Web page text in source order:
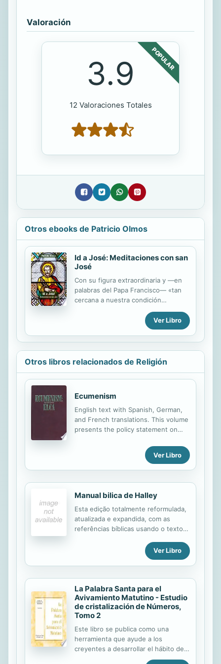
Valoración
POPULAR
3.9
12 Valoraciones Totales
Otros ebooks de Patricio Olmos
Id a José: Meditaciones con san
José
Con su figura extraordinaria y —en
palabras del Papa Francisco— «tan
cercana a nuestra condición
quienes somos personas corrientes,
sin que por ello nuestras vidas
para los demás. El Santo Patriarca
nos enseña mucho más de lo que a
primera vista pueda parecer. Nos
muestra caminos de santidad, fe,
laboriosidad, desprendimiento… En
este libro se ofrecen meditaciones
sobre los textos bíblicos acerca de
«el hombre de confianza de Dios»:
Ver Libro
Otros libros relacionados de Religión
Ecumenism
English text with Spanish, German,
and French translations. This volume
presents the policy statement on
Evangelical Lutheran Church in
America adopted in 1991 by the
ELCA's second churchwide
Ver Libro
Manual bilica de Halley
Esta edição totalmente reformulada,
atualizada e expandida, com as
referências bíblicas usando o texto
contém, entre as inovações,
ilustrações e imagens, e pesquisas
arqueológicas atualizadas de acordo
com as mais recentes descobertas.
Ver Libro
La Palabra Santa para el
Avivamiento Matutino - Estudio
de cristalización de Números,
Tomo 2
Este libro se publica como una
herramienta que ayude a los
creyentes a desarrollar el hábito de
pasar un tiempo diario de